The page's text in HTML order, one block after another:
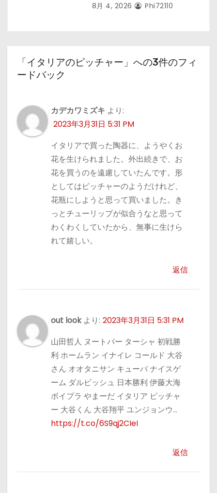
8月 4, 2026 Phi72110
「イタリアのピッチャー」への3件のフィ
ードバック
カデカワミズキ より:
2023年3月31日 5:31 PM
イタリアで買った陶器に、ようやくお
花を生けられました。外出続きで、お
花を買うのを遠慮していたんです。形
としてはピッチャーのようだけれど、
花瓶にしようと思って買いました。き
っとチューリップが似合うなと思って
わくわくしていたから、無事に生けら
れて嬉しい。
返信
out look より: 2023年3月31日 5:31 PM
山田哲人 ヌートバー ターシャ 初戦勝
利 ホームラン イナイレ コールド 大谷
さん オオタニサン キューバ ナイスゲ
ーム ダルビッシュ 日本勝利 伊藤大海
ボイプラ やまーだ イタリア ピッチャ
ー 大谷くん 大谷翔平 ユンジョンウ…
https://t.co/6S9qj2CIeI
返信